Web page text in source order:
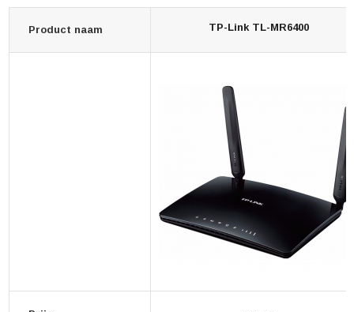
Product naam TP-Link TL-MR6400